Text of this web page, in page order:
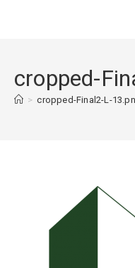
cropped-
> cropped-Final2-L-